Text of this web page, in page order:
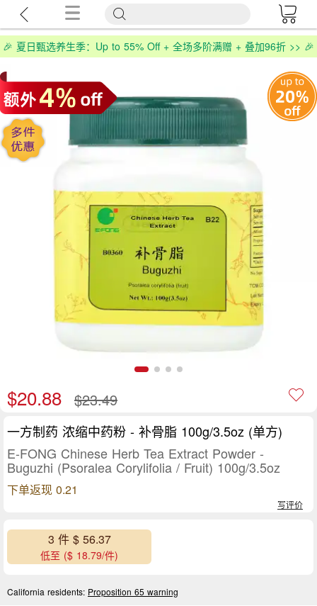
🎉 夏日甄选养生季：Up to 55% Off + 全场多阶满赠 + 叠加96折 >> 🎉
$20.88 $23.49
一方制药 浓缩中药粉 - 补骨脂 100g/3.5oz (单方)
E-FONG Chinese Herb Tea Extract Powder -
Buguzhi (Psoralea Corylifolia / Fruit) 100g/3.5oz
下单返现 0.21
写评价
3 件 $ 56.37
低至 ($ 18.79/件)
California residents: Proposition 65 warning